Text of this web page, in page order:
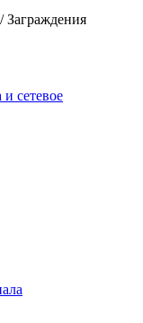
Заграждения
сетевое